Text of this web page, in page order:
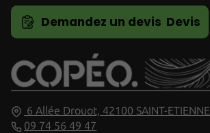
6 Allée Drouot, 42100 SAINT-ETIENNE
09 74 56 49 47
Demandez un devis Devis